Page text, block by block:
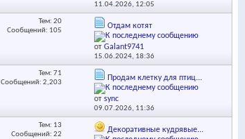
11.04.2026, 12:05
Тем: 20
Сообщений: 105
Отдам котят
отGalant9741
15.06.2024, 18:36
Тем: 71
Сообщений: 2,203
Продам клетку для птиц...
отsync
09.07.2026, 11:36
Тем: 13
Сообщений: 22
Декоративные кудрявые...